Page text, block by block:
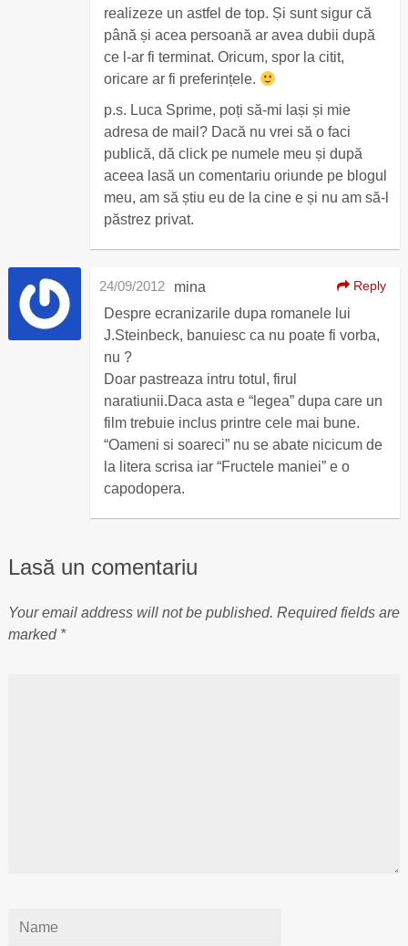
realizeze un astfel de top. Și sunt sigur că
până și acea persoană ar avea dubii după
ce l-ar fi terminat. Oricum, spor la citit,
oricare ar fi preferințele.
p.s. Luca Sprime, poți să-mi lași și mie
adresa de mail? Dacă nu vrei să o faci
publică, dă click pe numele meu și după
aceea lasă un comentariu oriunde pe blogul
meu, am să știu eu de la cine e și nu am să-l
păstrez privat.
mina
24/09/2012 Reply
Despre ecranizarile dupa romanele lui
J.Steinbeck, banuiesc ca nu poate fi vorba,
nu ?
Doar pastreaza intru totul, firul
naratiunii.Daca asta e “legea” dupa care un
film trebuie inclus printre cele mai bune.
“Oameni si soareci” nu se abate nicicum de
la litera scrisa iar “Fructele maniei” e o
capodopera.
Lasă un comentariu
Your email address will not be published. Required fields are
marked *